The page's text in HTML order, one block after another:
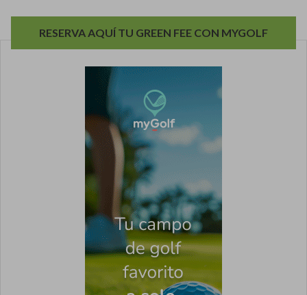
RESERVA AQUÍ TU GREEN FEE CON MYGOLF